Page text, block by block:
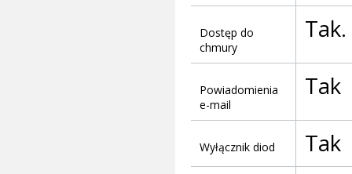
Dostęp do
chmury
Powiadomienia
e-mail
Tak
Wyłącznik diod Tak